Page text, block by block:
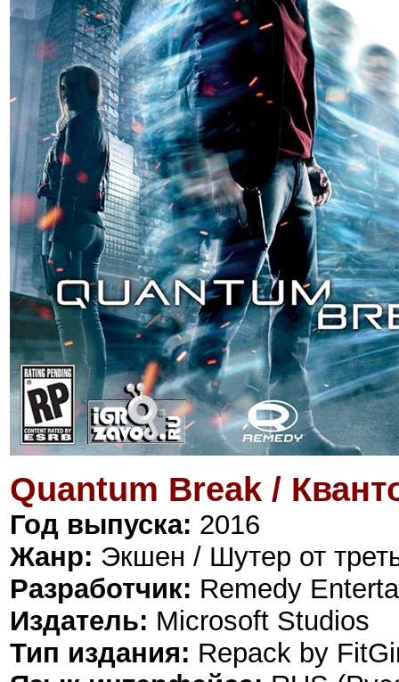
Quantum Break /
Год выпуска: 2016
Жанр: Экшен / Шутер от
Разработчик: Remedy
Издатель: Microsoft Studios
Тип издания: Repack by